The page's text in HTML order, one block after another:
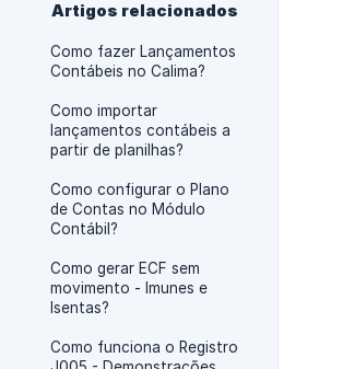
Artigos relacionados
Como fazer Lançamentos
Contábeis no Calima?
Como importar
lançamentos contábeis a
partir de planilhas?
Como configurar o Plano
de Contas no Módulo
Contábil?
Como gerar ECF sem
movimento - Imunes e
Isentas?
Como funciona o Registro